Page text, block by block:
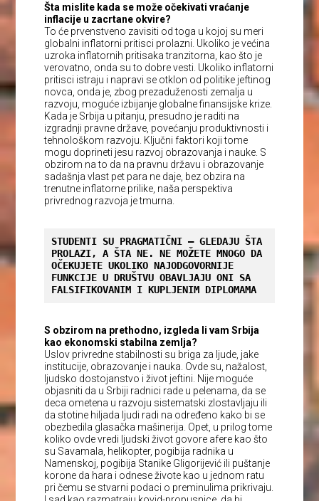
Šta mislite kada se može očekivati vraćanje
inflacije u zacrtane okvire?
To će prvenstveno zavisiti od toga u kojoj su meri
globalni inflatorni pritisci prolazni. Ukoliko je većina
uzroka inflatornih pritisaka tranzitorna, kao što je
verovatno, onda su to dobre vesti. Ukoliko inflatorni
pritisci istraju i napravi se otklon od politike jeftinog
novca, onda je, zbog prezaduženosti zemalja u
razvoju, moguće izbijanje globalne finansijske krize.
Kada je Srbija u pitanju, presudno je raditi na
izgradnji pravne države, povećanju produktivnosti i
tehnološkom razvoju. Ključni faktori koji tome
mogu doprineti jesu razvoj obrazovanja i nauke. S
obzirom na to da na pravnu državu i obrazovanje
sadašnja vlast pet para ne daje, bez obzira na
trenutne inflatorne prilike, naša perspektiva
privrednog razvoja je tmurna.
STUDENTI SU PRAGMATIČNI – GLEDAJU ŠTA
PROLAZI, A ŠTA NE. NE MOŽETE MNOGO DA
OČEKUJETE UKOLIKO NAJODGOVORNIJE
FUNKCIJE U DRUŠTVU OBAVLJAJU ONI SA
FALSIFIKOVANIM I KUPLJENIM DIPLOMAMA
S obzirom na prethodno, izgleda li vam Srbija
kao ekonomski stabilna zemlja?
Uslov privredne stabilnosti su briga za ljude, jake
institucije, obrazovanje i nauka. Ovde su, nažalost,
ljudsko dostojanstvo i život jeftini. Nije moguće
objasniti da u Srbiji radnici rade u pelenama, da se
deca ometena u razvoju sistematski zlostavljaju ili
da stotine hiljada ljudi radi na određeno kako bi se
obezbedila glasačka mašinerija. Opet, u prilog tome
koliko ovde vredi ljudski život govore afere kao što
su Savamala, helikopter, pogibija radnika u
Namenskoj, pogibija Stanike Gligorijević ili puštanje
korone da hara i odnese živote kao u jednom ratu
pri čemu se stvarni podaci o preminulima prikrivaju.